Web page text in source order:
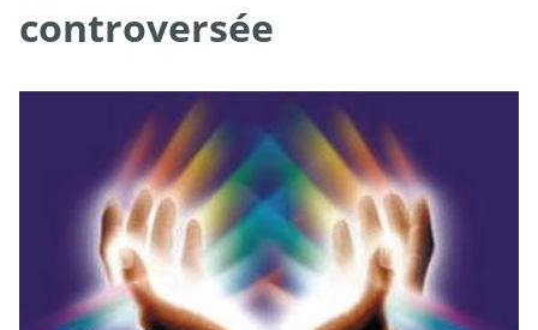
controversée